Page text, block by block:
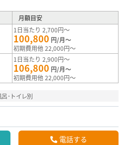
月額目安
1日当たり 2,700円～
100,800 円/月～
初期費用他 22,000円～
1日当たり 2,900円～
106,800 円/月～
初期費用他 22,000円～
呂･トイレ別
電話する